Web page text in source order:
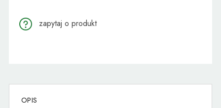
zapytaj o produkt
OPIS